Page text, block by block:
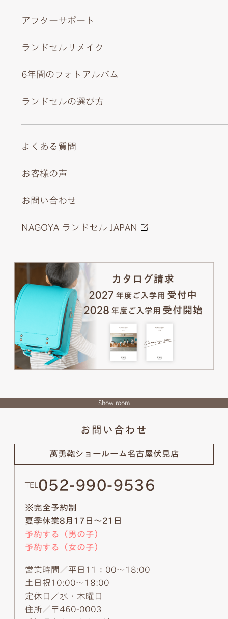
アフターサポート
ランドセルリメイク
6年間のフォトアルバム
ランドセルの選び方
よくある質問
お客様の声
お問い合わせ
NAGOYA ランドセル JAPAN
Show room
お問い合わせ
萬勇鞄ショールーム名古屋伏見店
TEL 052-990-9536
※完全予約制
夏季休業8月17日～21日
予約する（男の子）
予約する（女の子）
営業時間／平日11：00～18:00
土日祝10:00～18:00
定休日／水・木曜日
住所／〒460-0003